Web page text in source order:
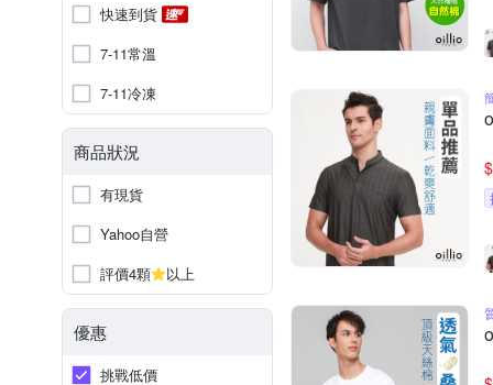
快速到貨
7-11常溫
7-11冷凍
商品狀況
有現貨
Yahoo自營
評價4顆
以上
優惠
挑戰低價
$